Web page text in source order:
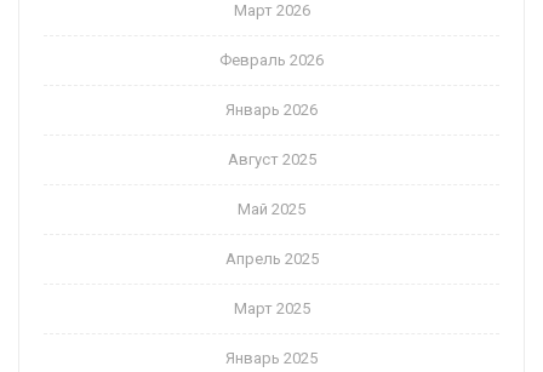
Март 2026
Февраль 2026
Январь 2026
Август 2025
Май 2025
Апрель 2025
Март 2025
Январь 2025